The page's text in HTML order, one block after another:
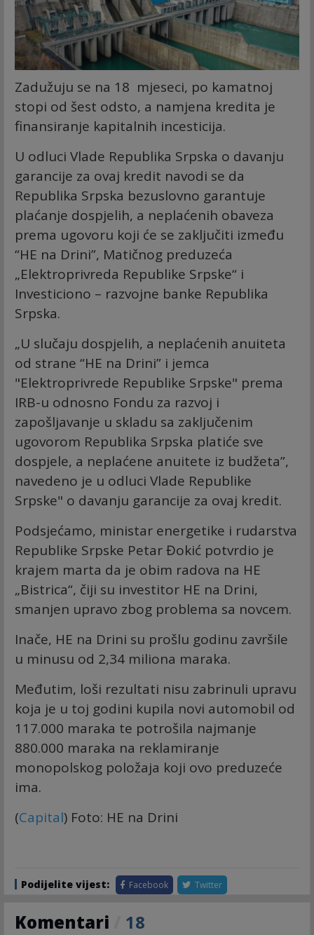
Zadužuju se na 18 mjeseci, po kamatnoj
stopi od šest odsto, a namjena kredita je
finansiranje kapitalnih incesticija.
U odluci Vlade Republika Srpska o davanju
garancije za ovaj kredit navodi se da
Republika Srpska bezuslovno garantuje
plaćanje dospjelih, a neplaćenih obaveza
prema ugovoru koji će se zaključiti između
“HE na Drini”, Matičnog preduzeća
„Elektroprivreda Republike Srpske“ i
Investiciono – razvojne banke Republika
Srpska.
„U slučaju dospjelih, a neplaćenih anuiteta
od strane “HE na Drini” i jemca
"Elektroprivrede Republike Srpske" prema
IRB-u odnosno Fondu za razvoj i
zapošljavanje u skladu sa zaključenim
ugovorom Republika Srpska platiće sve
dospjele, a neplaćene anuitete iz budžeta”,
navedeno je u odluci Vlade Republike
Srpske" o davanju garancije za ovaj kredit.
Podsjećamo, ministar energetike i rudarstva
Republike Srpske Petar Đokić potvrdio je
krajem marta da je obim radova na HE
„Bistrica“, čiji su investitor HE na Drini,
smanjen upravo zbog problema sa novcem.
Inače, HE na Drini su prošlu godinu završile
u minusu od 2,34 miliona maraka.
Međutim, loši rezultati nisu zabrinuli upravu
koja je u toj godini kupila novi automobil od
117.000 maraka te potrošila najmanje
880.000 maraka na reklamiranje
monopolskog položaja koji ovo preduzeće
ima.
(Capital) Foto: HE na Drini
Podijelite vijest: Facebook Twitter
Komentari 18